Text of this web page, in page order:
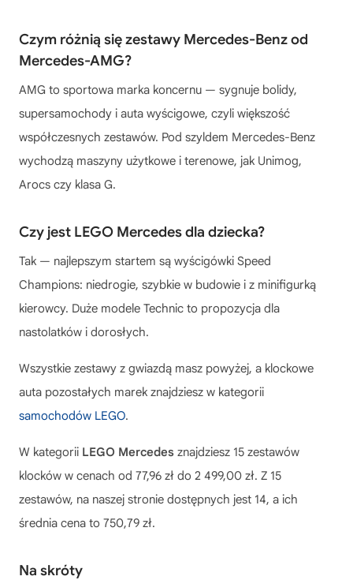
Czym różnią się zestawy Mercedes-Benz od
Mercedes-AMG?
AMG to sportowa marka koncernu — sygnuje bolidy,
supersamochody i auta wyścigowe, czyli większość
współczesnych zestawów. Pod szyldem Mercedes-Benz
wychodzą maszyny użytkowe i terenowe, jak Unimog,
Arocs czy klasa G.
Czy jest LEGO Mercedes dla dziecka?
Tak — najlepszym startem są wyścigówki Speed
Champions: niedrogie, szybkie w budowie i z minifigurką
kierowcy. Duże modele Technic to propozycja dla
nastolatków i dorosłych.
Wszystkie zestawy z gwiazdą masz powyżej, a klockowe
auta pozostałych marek znajdziesz w kategorii
samochodów LEGO.
W kategorii LEGO Mercedes znajdziesz 15 zestawów
klocków w cenach od 77,96 zł do 2 499,00 zł. Z 15
zestawów, na naszej stronie dostępnych jest 14, a ich
średnia cena to 750,79 zł.
Na skróty